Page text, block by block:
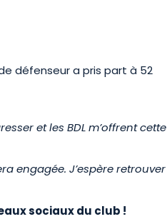
défenseur a pris part à 52
et les BDL m’offrent cette
engagée. J’espère retrouver
sociaux du club !